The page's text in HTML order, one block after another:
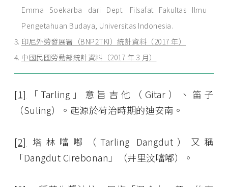
Emma Soekarba dari Dept. Filsafat Fakultas Ilmu
Pengetahuan Budaya, Universitas Indonesia.
印尼外勞發展署（BNP2TKI）統計資料（2017 年）
中國民國勞動部統計資料（2017 年 3 月）
[1] 「Tarling」意旨吉他（Gitar）、笛子
（Suling）。起源於荷治時期的迪安南。
[2] 塔林噹嘟（Tarling Dangdut）又稱
「Dangdut Cirebonan」（井里汶噹嘟）。